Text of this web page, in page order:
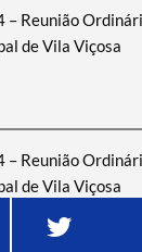
– Reunião
de Vila Viçosa
– Reunião
de Vila Viçosa